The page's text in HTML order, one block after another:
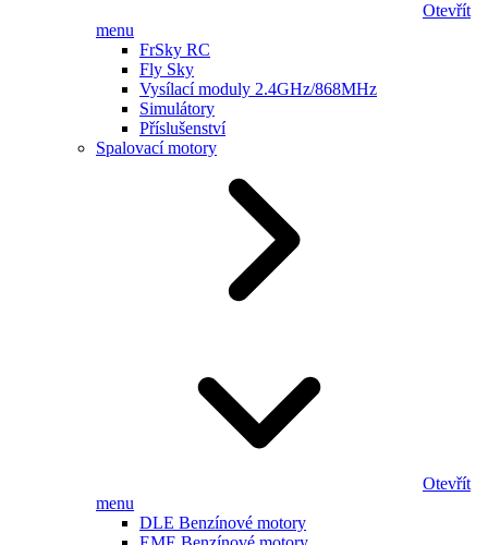
Otevřít
menu
FrSky RC
Fly Sky
Vysílací moduly 2.4GHz/868MHz
Simulátory
Příslušenství
Spalovací motory
Otevřít
menu
DLE Benzínové motory